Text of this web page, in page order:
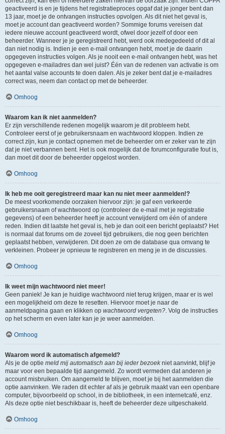
geactiveerd is en je tijdens het registratieproces opgaf dat je jonger bent dan
13 jaar, moet je de ontvangen instructies opvolgen. Als dit niet het geval is,
moet je account dan geactiveerd worden? Sommige forums vereisen dat
iedere nieuwe account geactiveerd wordt, ofwel door jezelf of door een
beheerder. Wanneer je je geregistreerd hebt, werd ook medegedeeld of dit al
dan niet nodig is. Indien je een e-mail ontvangen hebt, moet je de daarin
opgegeven instructies volgen. Als je nooit een e-mail ontvangen hebt, was het
opgegeven e-mailadres dan wel juist? Één van de redenen van activatie is om
het aantal valse accounts te doen dalen. Als je zeker bent dat je e-mailadres
correct was, neem dan contact op met de beheerder.
Omhoog
Waarom kan ik niet aanmelden?
Er zijn verschillende redenen mogelijk waarom je dit probleem hebt.
Controleer eerst of je gebruikersnaam en wachtwoord kloppen. Indien ze
correct zijn, kun je contact opnemen met de beheerder om er zeker van te zijn
dat je niet verbannen bent. Het is ook mogelijk dat de forumconfiguratie fout is,
dan moet dit door de beheerder opgelost worden.
Omhoog
Ik heb me ooit geregistreerd maar kan nu niet meer aanmelden!?
De meest voorkomende oorzaken hiervoor zijn: je gaf een verkeerde
gebruikersnaam of wachtwoord op (controleer de e-mail met je registratie
gegevens) of een beheerder heeft je account verwijderd om één of andere
reden. Indien dit laatste het geval is, heb je dan ooit een bericht geplaatst? Het
is normaal dat forums om de zoveel tijd gebruikers, die nog geen berichten
geplaatst hebben, verwijderen. Dit doen ze om de database qua omvang te
verkleinen. Probeer je opnieuw te registreren en meng je in de discussies.
Omhoog
Ik weet mijn wachtwoord niet meer!
Geen paniek! Je kan je huidige wachtwoord niet terug krijgen, maar er is wel
een mogelijkheid om deze te resetten. Hiervoor moet je naar de
aanmeldpagina gaan en klikken op wachtwoord vergeten? . Volg de instructies
op het scherm en even later kan je je weer aanmelden.
Omhoog
Waarom word ik automatisch afgemeld?
Als je de optie meld mij automatisch aan bij ieder bezoekniet aanvinkt, blijf je
maar voor een bepaalde tijd aangemeld. Zo wordt vermeden dat anderen je
account misbruiken. Om aangemeld te blijven, moet je bij het aanmelden die
optie aanvinken. We raden dit echter af als je gebruik maakt van een openbare
computer, bijvoorbeeld op school, in de bibliotheek, in een internetcafé, enz.
Als deze optie niet beschikbaar is, heeft de beheerder deze uitgeschakeld.
Omhoog